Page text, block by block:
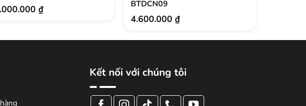
₫
BTDCN09
4.600.000₫
là:
Kết nối với chúng tôi